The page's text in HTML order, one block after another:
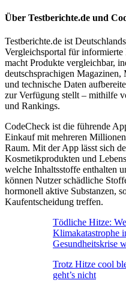
Über Testberichte.de und
Testberichte.de ist
Vergleichsportal für
macht Produkte vergleichbar,
deutschsprachigen
und technische Daten
zur Verfügung stellt – mithilfe
und Rankings.
CodeCheck ist die führende
Einkauf mit mehreren
Raum. Mit der App lässt sich
Kosmetikprodukten und
welche Inhaltsstoffe enthalten
können Nutzer schädliche
hormonell aktive Substanzen,
Kaufentscheidung treffen.
Tödliche Hitze:
Klimakatastrophe
Gesundheitskrise
Trotz Hitze cool
geht’s nicht